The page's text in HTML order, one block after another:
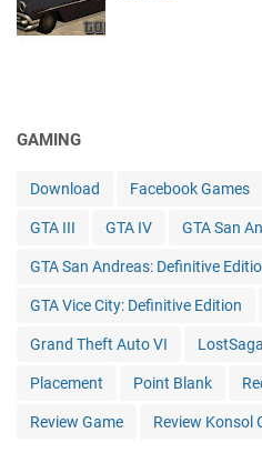
GAMING
Download Facebook Games
GTA III GTA IV GTA San
GTA San Andreas: Definitive
GTA Vice City: Definitive Edition
Grand Theft Auto VI LostSaga
Placement Point Blank
Review Game Review Konsol